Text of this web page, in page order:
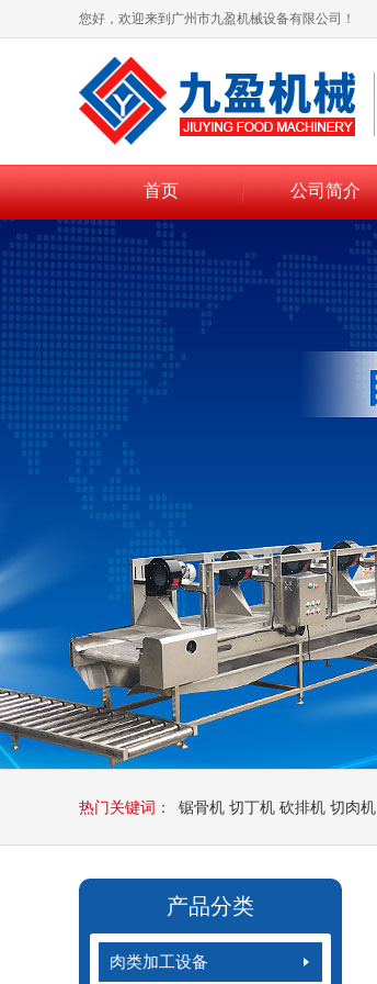
您好，欢迎来到广州市九盈机械设备有限公司！
首页 公司简介
热门关键词： 锯骨机 切丁机 砍排机 切肉机
产品分类
肉类加工设备